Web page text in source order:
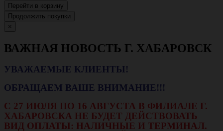
Перейти в корзину
Продолжить покупки
×
ВАЖНАЯ НОВОСТЬ Г. ХАБАРОВСК
УВАЖАЕМЫЕ КЛИЕНТЫ!
ОБРАЩАЕМ ВАШЕ ВНИМАНИЕ!!!
С 27 ИЮЛЯ ПО 16 АВГУСТА В ФИЛИАЛЕ Г.
ХАБАРОВСКА НЕ БУДЕТ ДЕЙСТВОВАТЬ
ВИД ОПЛАТЫ: НАЛИЧНЫЕ И ТЕРМИНАЛ.